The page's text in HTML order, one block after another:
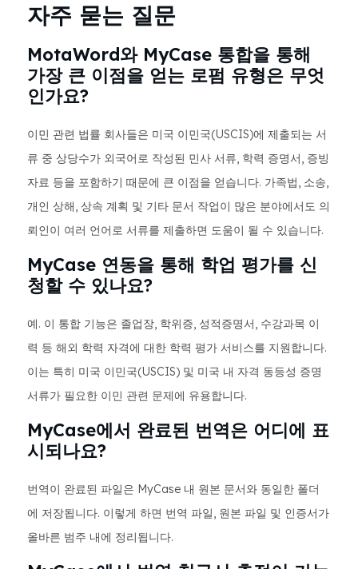
자주 묻는 질문
MotaWord와 MyCase 통합을 통해
가장 큰 이점을 얻는 로펌 유형은 무엇
인가요?
이민 관련 법률 회사들은 미국 이민국(USCIS)에 제출되는 서
류 중 상당수가 외국어로 작성된 민사 서류, 학력 증명서, 증빙
자료 등을 포함하기 때문에 큰 이점을 얻습니다. 가족법, 소송,
개인 상해, 상속 계획 및 기타 문서 작업이 많은 분야에서도 의
뢰인이 여러 언어로 서류를 제출하면 도움이 될 수 있습니다.
MyCase 연동을 통해 학업 평가를 신
청할 수 있나요?
예. 이 통합 기능은 졸업장, 학위증, 성적증명서, 수강과목 이
력 등 해외 학력 자격에 대한 학력 평가 서비스를 지원합니다.
이는 특히 미국 이민국(USCIS) 및 미국 내 자격 동등성 증명
서류가 필요한 이민 관련 문제에 유용합니다.
MyCase에서 완료된 번역은 어디에 표
시되나요?
번역이 완료된 파일은 MyCase 내 원본 문서와 동일한 폴더
에 저장됩니다. 이렇게 하면 번역 파일, 원본 파일 및 인증서가
올바른 범주 내에 정리됩니다.